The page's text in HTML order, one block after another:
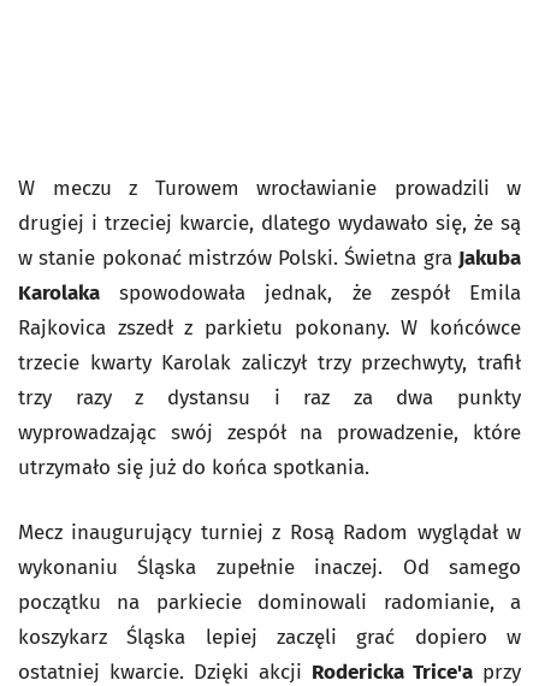
W meczu z Turowem wrocławianie prowadzili w
drugiej i trzeciej kwarcie, dlatego wydawało się, że są
w stanie pokonać mistrzów Polski. Świetna gra Jakuba
Karolaka spowodowała jednak, że zespół Emila
Rajkovica zszedł z parkietu pokonany. W końcówce
trzecie kwarty Karolak zaliczył trzy przechwyty, trafił
trzy razy z dystansu i raz za dwa punkty
wyprowadzając swój zespół na prowadzenie, które
utrzymało się już do końca spotkania.
Mecz inaugurujący turniej z Rosą Radom wyglądał w
wykonaniu Śląska zupełnie inaczej. Od samego
początku na parkiecie dominowali radomianie, a
koszykarz Śląska lepiej zaczęli grać dopiero w
ostatniej kwarcie. Dzięki akcji Rodericka Trice'a przy